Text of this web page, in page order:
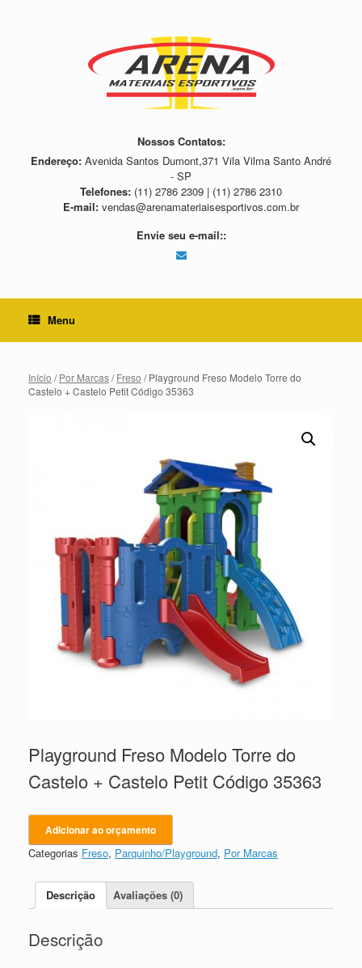
Nossos Contatos:
Endereço: Avenida Santos Dumont,371 Vila Vilma Santo André
- SP
Telefones: (11) 2786 2309 | (11) 2786 2310
E-mail: vendas@arenamateriaisesportivos.com.br
Envie seu e-mail::
Menu
Início /Por Marcas/Freso / Playground Freso Modelo Torre do
Castelo + Castelo Petit Código 35363
Playground Freso Modelo Torre do
Castelo + Castelo Petit Código 35363
Adicionar ao orçamento
Categorias Freso, Parquinho/Playground, Por Marcas
Descrição Avaliações (0)
Descrição